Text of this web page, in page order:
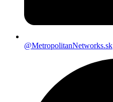
@MetropolitanNetworks.sk